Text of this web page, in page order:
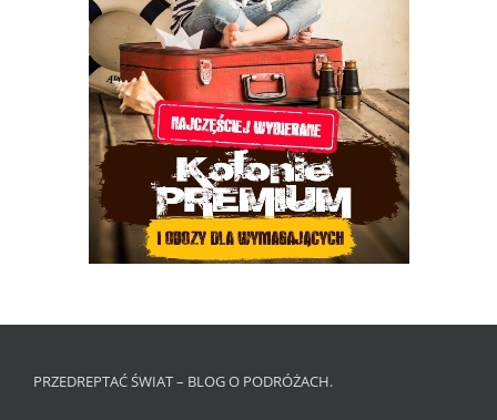
PRZEDREPTAĆ ŚWIAT – BLOG O PODRÓŻACH.